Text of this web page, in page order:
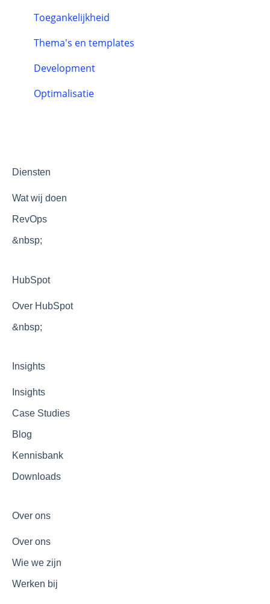
Automatisering
Klantprocessen
Chatflows
Toegankelijkheid
Thema's en templates
Development
Optimalisatie
Diensten
Wat wij doen
RevOps
&nbsp;
HubSpot
Over HubSpot
&nbsp;
Insights
Insights
Case Studies
Blog
Kennisbank
Downloads
Over ons
Over ons
Wie we zijn
Werken bij